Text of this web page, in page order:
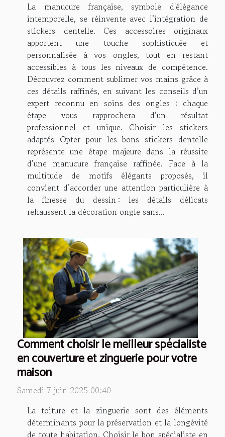
La manucure française, symbole d'élégance
intemporelle, se réinvente avec l’intégration de
stickers dentelle. Ces accessoires originaux
apportent une touche sophistiquée et
personnalisée à vos ongles, tout en restant
accessibles à tous les niveaux de compétence.
Découvrez comment sublimer vos mains grâce à
ces détails raffinés, en suivant les conseils d’un
expert reconnu en soins des ongles : chaque
étape vous rapprochera d’un résultat
professionnel et unique. Choisir les stickers
adaptés Opter pour les bons stickers dentelle
représente une étape majeure dans la réussite
d’une manucure française raffinée. Face à la
multitude de motifs élégants proposés, il
convient d’accorder une attention particulière à
la finesse du dessin : les détails délicats
rehaussent la décoration ongle sans...
Comment choisir le meilleur spécialiste
en couverture et zinguerie pour votre
maison
Samedi 7 juin 2025 00:40
La toiture et la zinguerie sont des éléments
déterminants pour la préservation et la longévité
de toute habitation. Choisir le bon spécialiste en